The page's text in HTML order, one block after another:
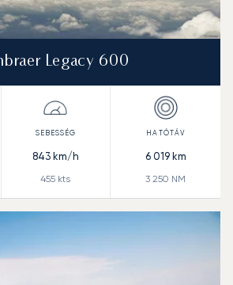
Legacy 600
843km/h
455 kts
6 019km
3 250 NM